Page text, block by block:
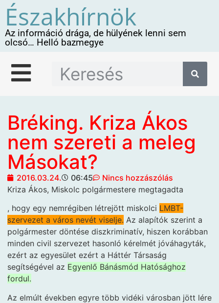
Északhírnök
Az információ drága, de hülyének lenni sem
olcsó… Helló bazmegye
Bréking. Kriza Ákos
nem szereti a meleg
Másokat?
2016.03.24. 06:45
Nincs hozzászólás
Kriza Ákos, Miskolc polgármestere megtagadta
, hogy egy nemrégiben létrejött miskolci LMBT-
szervezet a város nevét viselje. Az alapítók szerint a
polgármester döntése diszkriminatív, hiszen korábban
minden civil szervezet hasonló kérelmét jóváhagyták,
ezért az egyesület ezért a Háttér Társaság
segítségével az Egyenlő Bánásmód Hatósághoz
fordul.
Az elmúlt években egyre több vidéki városban jött lére